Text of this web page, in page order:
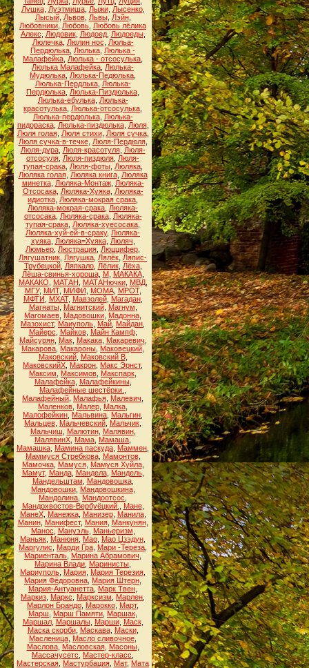
Лушка, Луэтмиша, Лыжи, Лысенко,
Лысый, Львов, Львы, Лэйн,
Любовники Любовь Любовь лёлика
Алекс
Людовик, Людоед, Людоеды,
Люлечка, Люлин нос
Люльа-
Пердюлька Люлька Люлька -
Малафейка Люлька - отсосулька
Люлька Малафейка Люлька-
Мудюлька Люлька-Педюлька
Люлька-Пердлька, Люлька-
Пердюлька Люлька-Пиздюлька
Люлька-ебулька, Люлька-
красотулька Люлька-отсосулька
Люлька-пердюлька, Люлька-
пидораска, Люлька-пиздюлька, Люля,
Люля голая, Люля стихи, Люля сучка,
Люля сучка-в-течке, Люля-Пердюля,
Люля-дура, Люля-красотуля, Люля-
отсосуля Люля-пиздюля Люля-
тупая-срака Люля-фоты Люляка
Люляка голая, Люляка книга, Люляка
минетка, Люляка-Монтаж, Люляка-
Отсосака, Люляка-Хуяка, Люляка-
идиотка Люляка-мокрая срака
Люляка-мокрая-срака Люляка-
отсосака, Люляка-срака, Люляка-
тупая-срака Люляка-хуесосака
Люляка-хуй-ей-в-сраку, Люляка-
хуяка, Люляка=Хуяка, Люляч
Люмьер Люстрация Люццифер
Лягушатник Лягушка Лялёк Ляпис-
Трубецкой, Ляпкало, Лёлик, Лёха,
Лёша-свинья-хороша, М, МАКАКА,
МАКАКО
МАТАН МАТАНючки, МВД,
МГУ, МИТ, МИФИ МОМА, МРОТ,
МФТИ
МХАТ, Мавзолей, Магадан,
Магнаты, Магнитский, Магнум
Магомаев Мадовошки Мадонна
Мазохист, Маиуполь Май Майдан
Майерс
Майков, Майн Кампф,
Майсурян, Мак, Макака, Макаревич
Макарова Макароны Маковецкий
Маковский, Маковский В,
МаковскийХ Макрон Макс Эрнст,
Максим
Максимов Макспарк
Малафейка, Малафейкины,
Малафейные шестёрки.
Малафейный Малафья Малевич
Маленков Малер Малка
Малофейкин Мальвина Мальгин
Мальцев Мальчевский Мальчик
Мальчиш
Малютин, Малявин,
МалявинХ Мама Мамаша
Мамашка Мамина паскуда Маммен
Маммуся Стребкова, Мамонтов,
Мамочка, Мамуся, Мамуся Хуйла,
Мамут, Манда, Мандела, Мандель,
Мандельштам
Мандовошка,
Мандовошки, Мандовошкина,
Мандолина Мандоотсос
Мандохвостов-Вербуёцкий.
Мане,
МанеХ, Манежка, Манизер, Манила,
Манин, Манифест, Мания, Манкунян,
Манос
Мануэль, Маньеризм
Маньяк Манюня Мао Мао Цзэдун
Маргулис
Марди Гра Мари -Тереза
Мариенталь Марина Абрамович
Марина Влади Маринисты
Мариуполь Мария Мария Терезия
Мария Фёдоровна Мария Штерн
Мария-Антуанетта Марк Твен
Маркиз Маркс Марксизм Марлен
Марлон Брандо Марокко Март,
Марш
Марш Памяти Маршак
Маршал, Маршалы, Марши, Маск,
Маска скорби, Маскава, Маски,
Масленица Масло сливочное
Маслова, Масловская, Масоны,
Массачусетс
Мастер-класс
Мастерская Мастурбация Мат, Мата